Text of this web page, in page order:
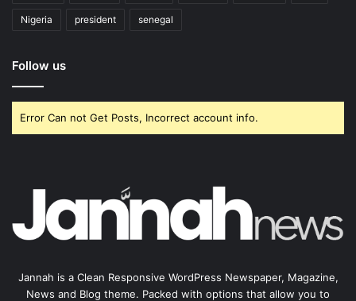
Nigeria president senegal
Follow us
Error Can not Get Posts, Incorrect account info.
Jannah is a Clean Responsive WordPress Newspaper, Magazine,
News and Blog theme. Packed with options that allow you to